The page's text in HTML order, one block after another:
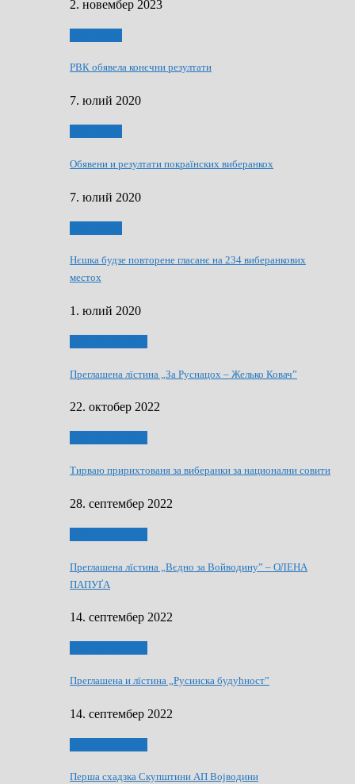
2. новембер 2023
РВК обявела конєчни резултати
7. юлий 2020
Обявени и резултати покраїнских виберанкох
7. юлий 2020
Нєшка будзе повторене гласанє на 234 виберанкових
местох
1. юлий 2020
Преглашена лїстина „За Руснацох – Желько Ковач”
22. октобер 2022
Тирваю пририхтованя за виберанки за национални совити
28. септембер 2022
Преглашена лїстина „Вєдно за Войводину” – ОЛЕНА
ПАПУҐА
14. септембер 2022
Преглашена и лїстина „Русинска будућност”
14. септембер 2022
Перша схадзка Скупштини АП Војводини